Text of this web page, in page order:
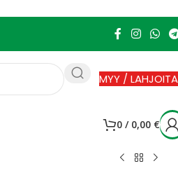
MYY / LAHJOITA
0 / 0,00 €